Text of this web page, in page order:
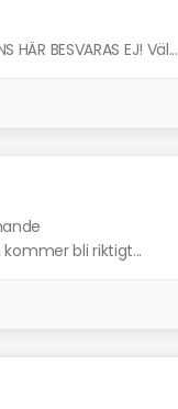
HÄR BESVARAS EJ! Väl...
bli riktigt...